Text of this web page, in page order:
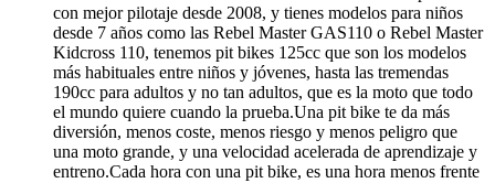
con mejor pilotaje desde 2008, y tienes modelos para niños
desde 7 años como las Rebel Master GAS110 o Rebel Master
Kidcross 110, tenemos pit bikes 125cc que son los modelos
más habituales entre niños y jóvenes, hasta las tremendas
190cc para adultos y no tan adultos, que es la moto que todo
el mundo quiere cuando la prueba.Una pit bike te da más
diversión, menos coste, menos riesgo y menos peligro que
una moto grande, y una velocidad acelerada de aprendizaje y
entreno.Cada hora con una pit bike, es una hora menos frente